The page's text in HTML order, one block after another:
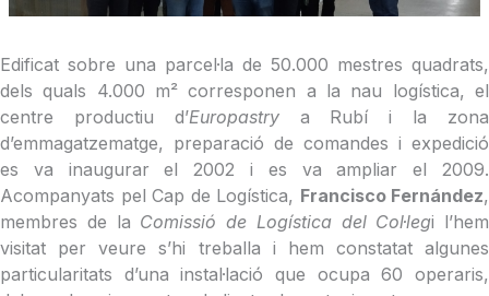
Edificat sobre una parcel·la de 50.000 mestres quadrats,
dels quals 4.000 m² corresponen a la nau logística, el
centre productiu d’Europastrya Rubí i la zona
d’emmagatzematge, preparació de comandes i expedició
es va inaugurar el 2002 i es va ampliar el 2009.
Acompanyats pel Cap de Logística, Francisco Fernández,
membres de la Comissió de Logística del Col·legi l’hem
visitat per veure s’hi treballa i hem constatat algunes
particularitats d’una instal·lació que ocupa 60 operaris,